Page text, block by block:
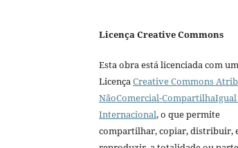
Licença Creative Commons
Esta obra está licenciada com
LicençaCreative Commons
NãoComercial-CompartilhaIgual
Internacional, o que permite
compartilhar, copiar, distribuir,